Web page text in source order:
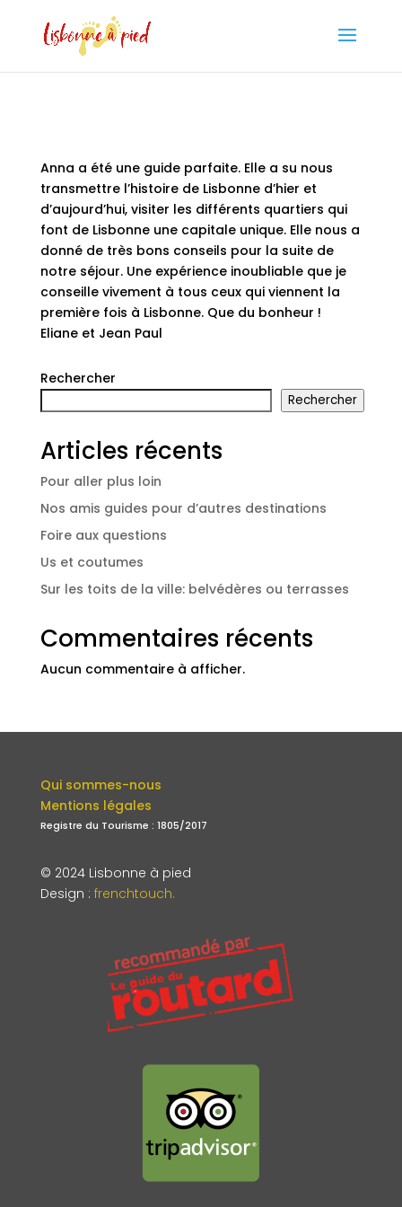
Anna a été une guide parfaite. Elle a su nous
transmettre l’histoire de Lisbonne d’hier et
d’aujourd’hui, visiter les différents quartiers qui
font de Lisbonne une capitale unique. Elle nous a
donné de très bons conseils pour la suite de
notre séjour. Une expérience inoubliable que je
conseille vivement à tous ceux qui viennent la
première fois à Lisbonne. Que du bonheur !
Eliane et Jean Paul
Rechercher
Rechercher
Articles récents
Pour aller plus loin
Nos amis guides pour d’autres destinations
Foire aux questions
Us et coutumes
Sur les toits de la ville: belvédères ou terrasses
Commentaires récents
Aucun commentaire à afficher.
Qui sommes-nous
Mentions légales
Registre du Tourisme : 1805/2017
© 2024 Lisbonne à pied
Design : frenchtouch.